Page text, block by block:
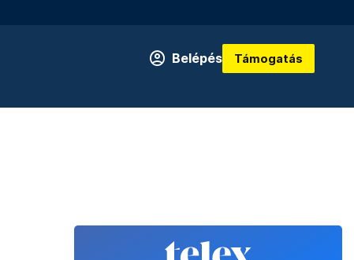
Belépés Támogatás